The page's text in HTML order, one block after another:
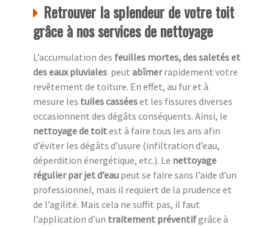
Retrouver la splendeur de votre toit
grâce à nos services de nettoyage
L’accumulation des feuilles mortes, des saletés et
des eaux pluviales peut abîmerrapidement votre
revêtement de toiture. En effet, au fur et à
mesure les tuiles casséeset les fissures diverses
occasionnent des dégâts conséquents. Ainsi, le
nettoyage de toitest à faire tous les ans afin
d’éviter les dégâts d’usure (infiltration d’eau,
déperdition énergétique, etc.). Le nettoyage
régulier par jet d’eau peut se faire sans l’aide d’un
professionnel, mais il requiert de la prudence et
de l’agilité. Mais cela ne suffit pas, il faut
l’application d’un traitement préventifgrâce à